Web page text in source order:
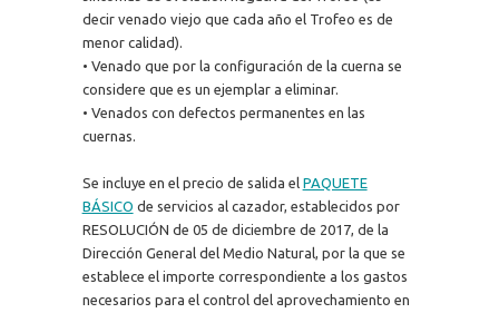
decir venado viejo que cada año el Trofeo es de
menor calidad).
• Venado que por la configuración de la cuerna se
considere que es un ejemplar a eliminar.
• Venados con defectos permanentes en las
cuernas.
Se incluye en el precio de salida el PAQUETE
BÁSICO de servicios al cazador, establecidos por
RESOLUCIÓN de 05 de diciembre de 2017, de la
Dirección General del Medio Natural, por la que se
establece el importe correspondiente a los gastos
necesarios para el control del aprovechamiento en